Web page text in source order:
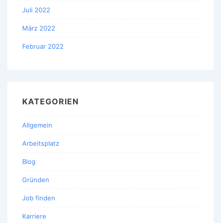
Juli 2022
März 2022
Februar 2022
KATEGORIEN
Allgemein
Arbeitsplatz
Blog
Gründen
Job finden
Karriere